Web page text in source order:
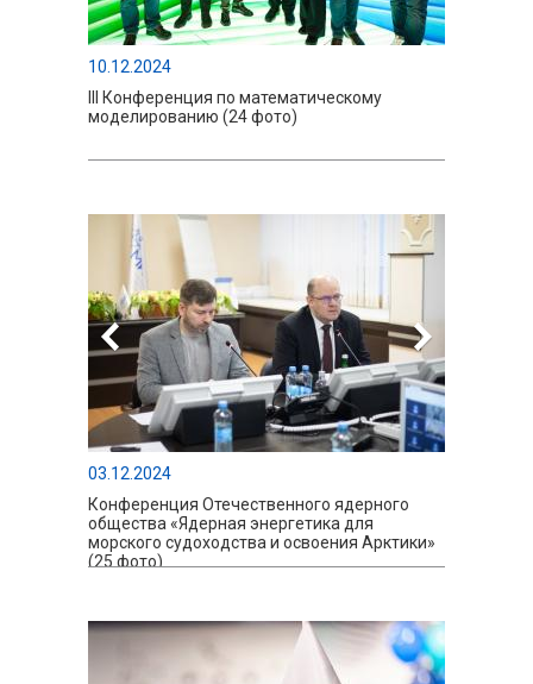
10.12.2024
III Конференция по математическому
моделированию (24 фото)
03.12.2024
Конференция Отечественного ядерного
общества «Ядерная энергетика для
морского судоходства и освоения Арктики»
(25 фото)